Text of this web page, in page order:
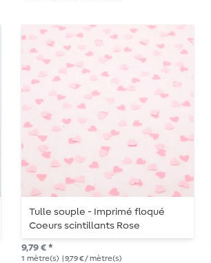
Tulle souple - Imprimé floqué
Coeurs scintillants Rose
9,79 € *
1 mètre(s) | 9,79 € / mètre(s)